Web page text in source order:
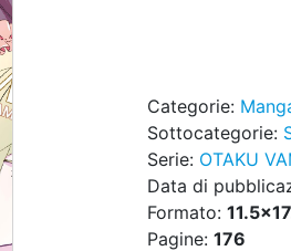
Categorie:
Sottocategorie:
Serie: OTAKU
Data di
Formato:
Pagine: 176